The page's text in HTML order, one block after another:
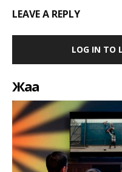
LEAVE A REPLY
LOG IN TO
Жаңа